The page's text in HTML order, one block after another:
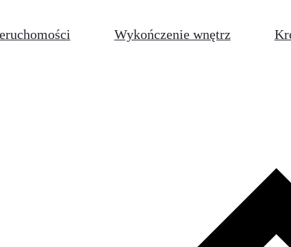
Wykończenie wnętrz